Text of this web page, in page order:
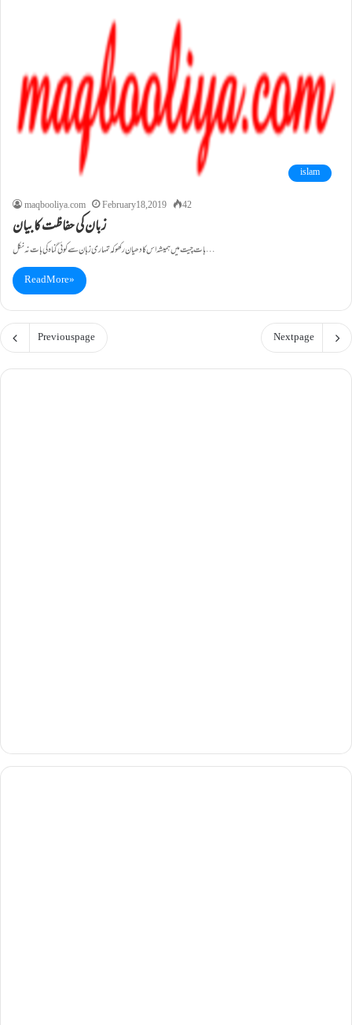
islam
maqbooliya.com
February 18, 2019 42
زبان کی حفاظت کا بیان
بات چیت میں ہمیشہ اس کا دھیان رکھو کہ تمہاری زبان سے کوئی گناہ کی بات نہ نکل…
Read More »
Previous page Next page